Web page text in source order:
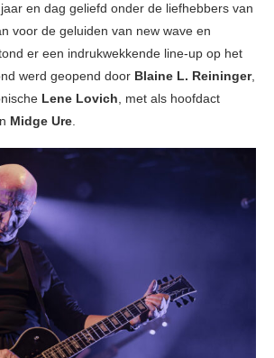
en dag geliefd onder de liefhebbers van
voor de geluiden van new wave en
er een indrukwekkende line-up op het
werd geopend door Blaine L. Reininger,
Lene Lovich, met als hoofdact
Midge Ure.